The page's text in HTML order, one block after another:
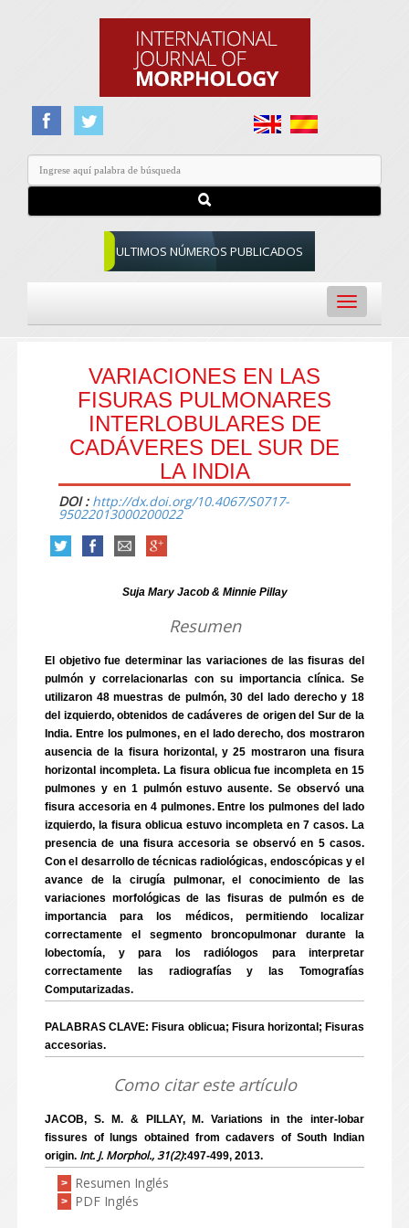
ULTIMOS NÚMEROS PUBLICADOS
Toggle
navigation
VARIACIONES EN LAS
FISURAS PULMONARES
INTERLOBULARES DE
CADÁVERES DEL SUR DE
LA INDIA
DOI : http://dx.doi.org/10.4067/S0717-
95022013000200022
Suja Mary Jacob & Minnie Pillay
Resumen
El objetivo fue determinar las variaciones de las fisuras del
pulmón y correlacionarlas con su importancia clínica. Se
utilizaron 48 muestras de pulmón, 30 del lado derecho y 18
del izquierdo, obtenidos de cadáveres de origen del Sur de la
India. Entre los pulmones, en el lado derecho, dos mostraron
ausencia de la fisura horizontal, y 25 mostraron una fisura
horizontal incompleta. La fisura oblicua fue incompleta en 15
pulmones y en 1 pulmón estuvo ausente. Se observó una
fisura accesoria en 4 pulmones. Entre los pulmones del lado
izquierdo, la fisura oblicua estuvo incompleta en 7 casos. La
presencia de una fisura accesoria se observó en 5 casos.
Con el desarrollo de técnicas radiológicas, endoscópicas y el
avance de la cirugía pulmonar, el conocimiento de las
variaciones morfológicas de las fisuras de pulmón es de
importancia para los médicos, permitiendo localizar
correctamente el segmento broncopulmonar durante la
lobectomía, y para los radiólogos para interpretar
correctamente las radiografías y las Tomografías
Computarizadas.
PALABRAS CLAVE: Fisura oblicua; Fisura horizontal; Fisuras
accesorias.
Como citar este artículo
JACOB, S. M. & PILLAY, M. Variations in the inter-lobar
fissures of lungs obtained from cadavers of South Indian
origin. Int. J. Morphol., 31(2):497-499, 2013.
> Resumen Inglés
> PDF Inglés